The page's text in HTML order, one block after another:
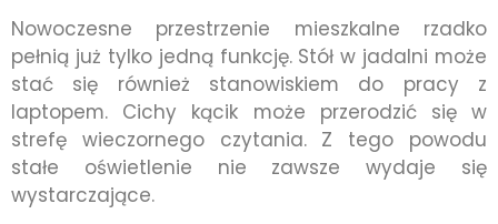
Nowoczesne przestrzenie mieszkalne rzadko
pełnią już tylko jedną funkcję. Stół w jadalni może
stać się również stanowiskiem do pracy z
laptopem. Cichy kącik może przerodzić się w
strefę wieczornego czytania. Z tego powodu
stałe oświetlenie nie zawsze wydaje się
wystarczające.